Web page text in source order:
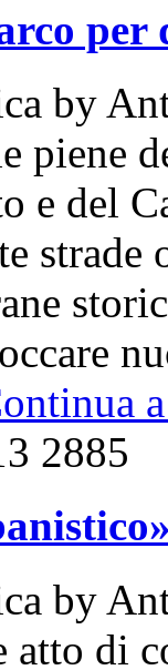
by
piene
e del
strade
2885
by
di